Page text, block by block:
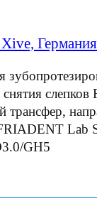
Германия
трансфер,
Lab
GH5